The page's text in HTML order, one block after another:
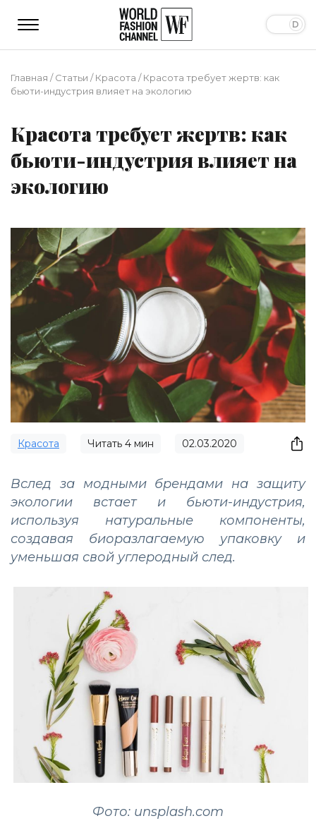
Главная /Статьи /Красота /Красота требует жертв: как
бьюти-индустрия влияет на экологию
Красота требует жертв: как
бьюти-индустрия влияет на
экологию
Красота Читать 4 мин 02.03.2020
Вслед за модными брендами на защиту
экологии встает и бьюти-индустрия,
используя натуральные компоненты,
создавая биоразлагаемую упаковку и
уменьшая свой углеродный след.
Фото: unsplash.com